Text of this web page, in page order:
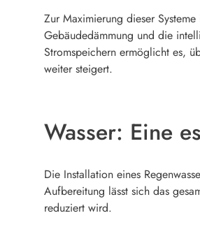
Zur Maximierung dieser
Gebäudedämmung und die
Stromspeichern ermöglicht es,
weiter steigert.
Wasser: Eine
Die Installation eines
Aufbereitung lässt sich das
reduziert wird.